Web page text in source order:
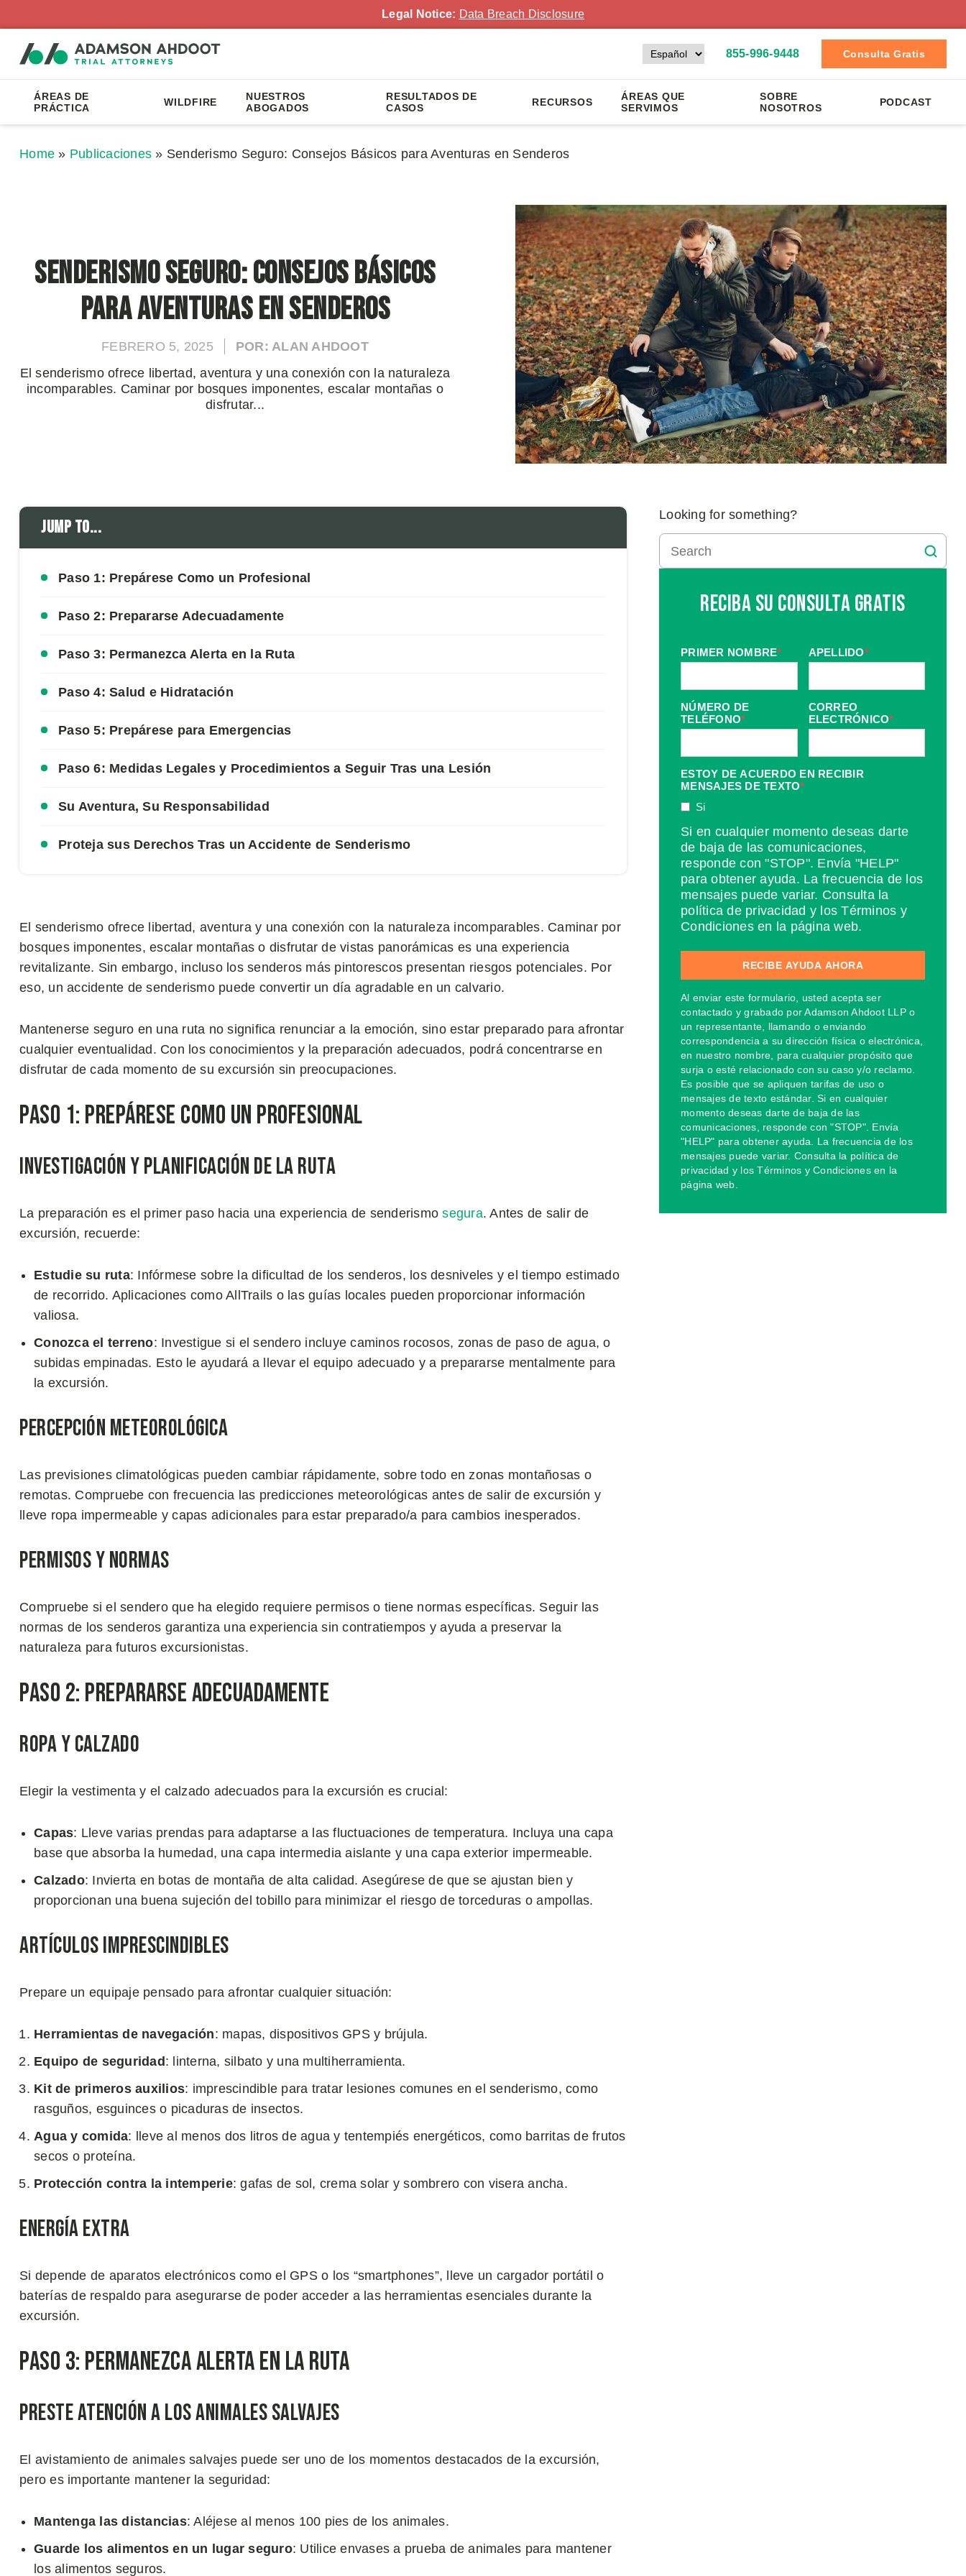
Legal Notice: Data Breach Disclosure
855-996-9448 Consulta Gratis
ÁREAS DE
PRÁCTICA
WILDFIRE
NUESTROS
ABOGADOS
RESULTADOS DE
CASOS
RECURSOS
ÁREAS QUE
SERVIMOS
SOBRE
NOSOTROS
PODCAST
Home » Publicaciones » Senderismo Seguro: Consejos Básicos para Aventuras en Senderos
Senderismo Seguro: Consejos Básicos
para Aventuras en Senderos
FEBRERO 5, 2025
POR: ALAN AHDOOT
El senderismo ofrece libertad, aventura y una conexión con la naturaleza
incomparables. Caminar por bosques imponentes, escalar montañas o
disfrutar...
Jump to...
Paso 1: Prepárese Como un Profesional
Paso 2: Prepararse Adecuadamente
Paso 3: Permanezca Alerta en la Ruta
Paso 4: Salud e Hidratación
Paso 5: Prepárese para Emergencias
Paso 6: Medidas Legales y Procedimientos a Seguir Tras una Lesión
Su Aventura, Su Responsabilidad
Proteja sus Derechos Tras un Accidente de Senderismo
El senderismo ofrece libertad, aventura y una conexión con la naturaleza incomparables. Caminar por
bosques imponentes, escalar montañas o disfrutar de vistas panorámicas es una experiencia
revitalizante. Sin embargo, incluso los senderos más pintorescos presentan riesgos potenciales. Por
eso, un accidente de senderismo puede convertir un día agradable en un calvario.
Mantenerse seguro en una ruta no significa renunciar a la emoción, sino estar preparado para afrontar
cualquier eventualidad. Con los conocimientos y la preparación adecuados, podrá concentrarse en
disfrutar de cada momento de su excursión sin preocupaciones.
Paso 1: Prepárese Como un Profesional
Investigación y Planificación de la Ruta
La preparación es el primer paso hacia una experiencia de senderismosegura. Antes de salir de
excursión, recuerde:
Estudie su ruta: Infórmese sobre la dificultad de los senderos, los desniveles y el tiempo estimado
de recorrido. Aplicaciones como AllTrails o las guías locales pueden proporcionar información
valiosa.
Conozca el terreno: Investigue si el sendero incluye caminos rocosos, zonas de paso de agua, o
subidas empinadas. Esto le ayudará a llevar el equipo adecuado y a prepararse mentalmente para
la excursión.
Percepción Meteorológica
Las previsiones climatológicas pueden cambiar rápidamente, sobre todo en zonas montañosas o
remotas. Compruebe con frecuencia las predicciones meteorológicas antes de salir de excursión y
lleve ropa impermeable y capas adicionales para estar preparado/a para cambios inesperados.
Permisos y Normas
Compruebe si el sendero que ha elegido requiere permisos o tiene normas específicas. Seguir las
normas de los senderos garantiza una experiencia sin contratiempos y ayuda a preservar la
naturaleza para futuros excursionistas.
Paso 2: Prepararse Adecuadamente
Ropa y Calzado
Elegir la vestimenta y el calzado adecuados para la excursión es crucial:
Capas: Lleve varias prendas para adaptarse a las fluctuaciones de temperatura. Incluya una capa
base que absorba la humedad, una capa intermedia aislante y una capa exterior impermeable.
Calzado: Invierta en botas de montaña de alta calidad. Asegúrese de que se ajustan bien y
proporcionan una buena sujeción del tobillo para minimizar el riesgo de torceduras o ampollas.
Artículos Imprescindibles
Prepare un equipaje pensado para afrontar cualquier situación:
Herramientas de navegación: mapas, dispositivos GPS y brújula.
Equipo de seguridad : linterna, silbato y una multiherramienta.
Kit de primeros auxilios: imprescindible para tratar lesiones comunes en el senderismo, como
rasguños, esguinces o picaduras de insectos.
Agua y comida: lleve al menos dos litros de agua y tentempiés energéticos, como barritas de frutos
secos o proteína.
Protección contra la intemperie: gafas de sol, crema solar y sombrero con visera ancha.
Energía Extra
Si depende de aparatos electrónicos como el GPS o los “smartphones”, lleve un cargador portátil o
baterías de respaldo para asegurarse de poder acceder a las herramientas esenciales durante la
excursión.
Paso 3: Permanezca Alerta en la Ruta
Preste Atención a los Animales Salvajes
El avistamiento de animales salvajes puede ser uno de los momentos destacados de la excursión,
pero es importante mantener la seguridad:
Mantenga las distancias: Aléjese al menos 100 pies de los animales.
Guarde los alimentos en un lugar seguro: Utilice envases a prueba de animales para mantener
los alimentos seguros.
Looking for something?
Reciba Su Consulta Gratis
PRIMER NOMBRE* APELLIDO*
NÚMERO DE
TELÉFONO*
CORREO
ELECTRÓNICO*
ESTOY DE ACUERDO EN RECIBIR
MENSAJES DE TEXTO*
Si
Si en cualquier momento deseas darte
de baja de las comunicaciones,
responde con "STOP". Envía "HELP"
para obtener ayuda. La frecuencia de los
mensajes puede variar. Consulta la
política de privacidad y los Términos y
Condiciones en la página web.
Al enviar este formulario, usted acepta ser
contactado y grabado por Adamson Ahdoot LLP o
un representante, llamando o enviando
correspondencia a su dirección física o electrónica,
en nuestro nombre, para cualquier propósito que
surja o esté relacionado con su caso y/o reclamo.
Es posible que se apliquen tarifas de uso o
mensajes de texto estándar. Si en cualquier
momento deseas darte de baja de las
comunicaciones, responde con "STOP". Envía
"HELP" para obtener ayuda. La frecuencia de los
mensajes puede variar. Consulta la política de
privacidad y los Términos y Condiciones en la
página web.